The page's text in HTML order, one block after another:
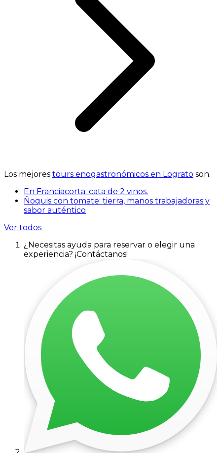
Los mejores tours enogastronómicos en Lograto son:
En Franciacorta: cata de 2 vinos.
Ñoquis con tomate: tierra, manos trabajadoras y
sabor auténtico
Ver todos
¿Necesitas ayuda para reservar o elegir una
experiencia? ¡Contáctanos!